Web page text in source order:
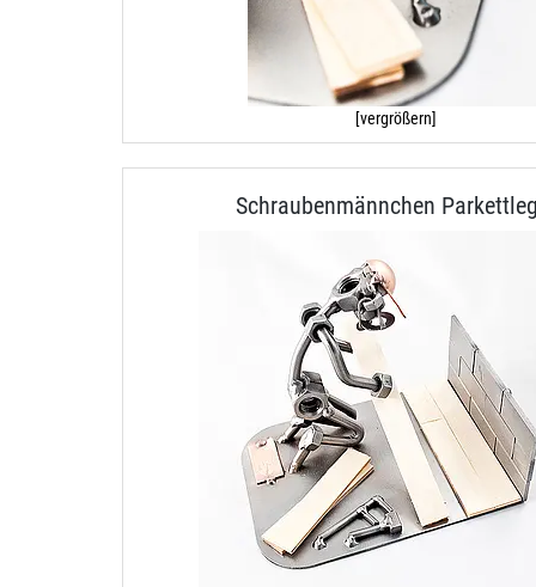
[vergrößern]
Schraubenmännchen